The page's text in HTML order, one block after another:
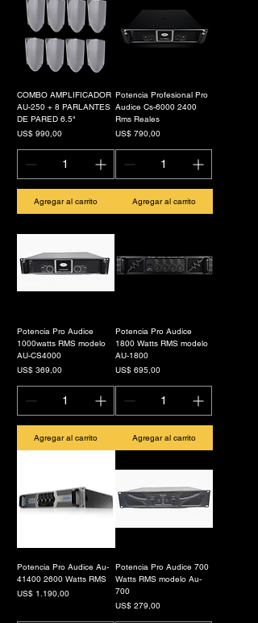
COMBO AMPLIFICADOR
AU-250 + 8 PARLANTES
DE PARED 6.5"
Precio
US$ 990,00
Agregar al carrito
Potencia Profesional Pro
Audice Cs-6000 2400
Rms Reales
Precio
US$ 790,00
Agregar al carrito
Potencia Pro Audice
1000watts RMS modelo
AU-CS4000
Precio
US$ 369,00
Agregar al carrito
Potencia Pro Audice
1800 Watts RMS modelo
AU-1800
Precio
US$ 695,00
Agregar al carrito
Potencia Pro Audice Au-
41400 2600 Watts RMS
Precio
US$ 1.190,00
Potencia Pro Audice 700
Watts RMS modelo Au-
700
Precio
US$ 279,00